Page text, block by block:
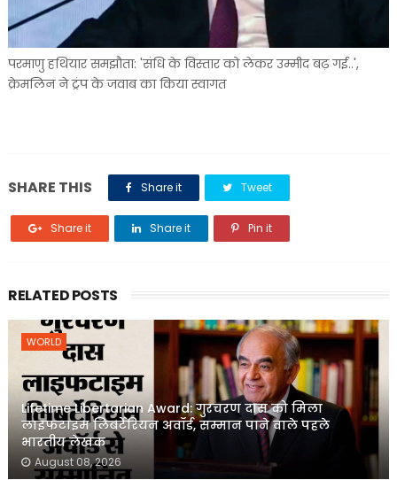
परमाणु हथियार समझौता: 'संधि के विस्तार को लेकर उम्मीद बढ़ गई..',
क्रेमलिन ने ट्रंप के जवाब का किया स्वागत
SHARE THIS Share it Tweet
Share it Share it Pin it
RELATED POSTS
WORLD
Lifetime Libertarian Award: गुरचरण दास को मिला
लाइफटाइम लिबर्टेरियन अवॉर्ड, सम्मान पाने वाले पहले
भारतीय लेखक
August 08, 2026